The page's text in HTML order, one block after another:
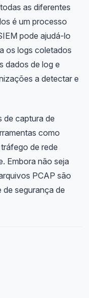
as diferentes
é um processo
pode ajudá-lo
os logs coletados
dados de log e
a detectar e
de captura de
como
de rede
Embora não seja
PCAP são
de segurança de